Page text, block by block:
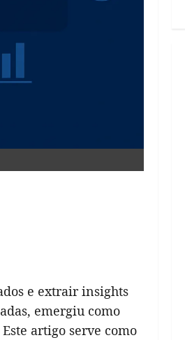
e extrair insights
emergiu como
artigo serve como